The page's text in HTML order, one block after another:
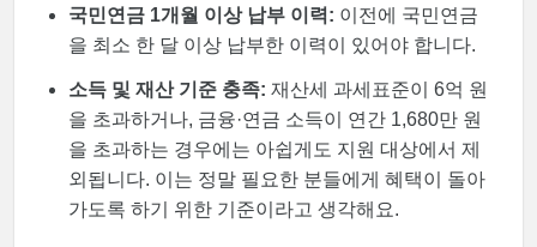
국민연금 1개월 이상 납부 이력: 이전에 국민연금
을 최소 한 달 이상 납부한 이력이 있어야 합니다.
소득 및 재산 기준 충족: 재산세 과세표준이 6억 원
을 초과하거나, 금융·연금 소득이 연간 1,680만 원
을 초과하는 경우에는 아쉽게도 지원 대상에서 제
외됩니다. 이는 정말 필요한 분들에게 혜택이 돌아
가도록 하기 위한 기준이라고 생각해요.